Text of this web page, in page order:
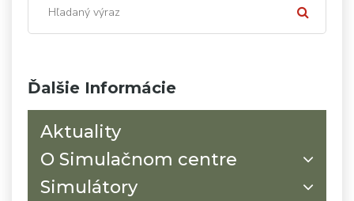
Ďalšie Informácie
Aktuality
O Simulačnom centre
Simulátory